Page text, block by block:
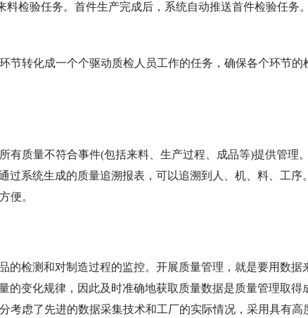
检验任务。首件生产完成后，系统自动推送首件检验任务
节转化成一个个驱动质检人员工作的任务，确保各个环节的
有质量不符合事件(包括来料、生产过程、成品等)提供管理
过系统生成的质量追溯报表，可以追溯到人、机、料、工序
便。
的检测和对制造过程的监控。开展质量管理，就是要用数据
的变化规律，因此及时准确地获取质量数据是质量管理取得
考虑了先进的数据采集技术和工厂的实际情况，采用具有高